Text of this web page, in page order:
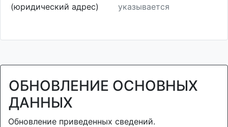
(юридический адрес)
указывается
ОБНОВЛЕНИЕ ОСНОВНЫХ
ДАННЫХ
Обновление приведенных сведений.